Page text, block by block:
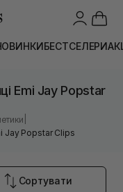
БЕСТСЕЛЕРИ
Emi Jay Popstar
Jay Popstar Clips
Сортувати